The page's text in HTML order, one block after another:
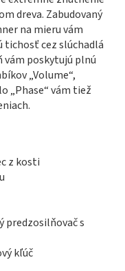
dreva. Zabudovaný
na mieru vám
tichosť cez slúchadlá
vám poskytujú plnú
„Volume“,
„Phase“ vám tiež
z kosti
predzosilňovač s
kľúč